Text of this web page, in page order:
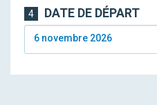
4 DATE DE DÉPART
6 novembre 2026